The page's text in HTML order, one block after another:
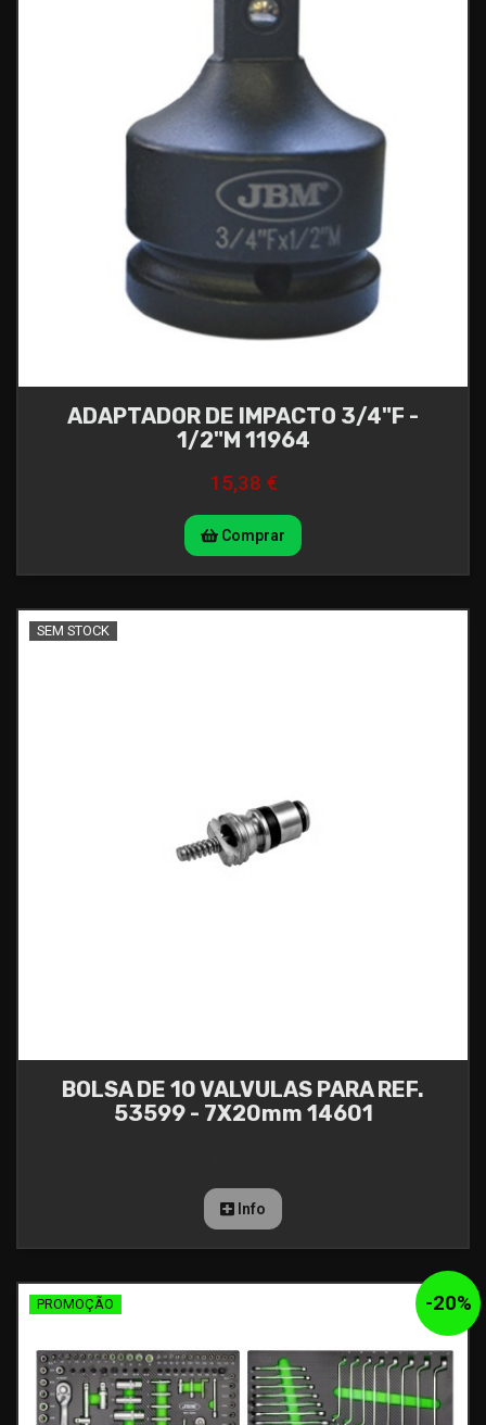
ADAPTADOR DE IMPACTO 3/4"F -
1/2"M 11964
15,38 €
Comprar
SEM STOCK
BOLSA DE 10 VALVULAS PARA REF.
53599 - 7X20mm 14601
Info
-20%
PROMOÇÃO